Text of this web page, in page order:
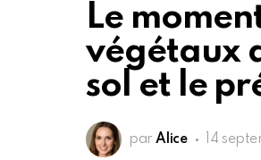
Le
végétaux
sol et le
par Alice 14